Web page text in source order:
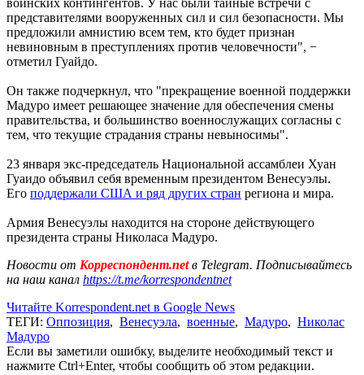
представителями вооруженных сил и сил безопасности. Мы
предложили амнистию всем тем, кто будет признан
невиновным в преступлениях против человечности", −
отметил Гуайдо.
Он также подчеркнул, что "прекращение военной поддержки
Мадуро имеет решающее значение для обеспечения смены
правительства, и большинство военнослужащих согласны с
тем, что текущие страдания страны невыносимы".
23 января экс-председатель Национальной ассамблеи Хуан
Гуаидо объявил себя временным президентом Венесуэлы.
Его поддержали США и ряд других стран региона и мира.
Армия Венесуэлы находится на стороне действующего
президента страны Николаса Мадуро.
Новости от Корреспондент.netв Telegram. Подписывайтесь
на наш канал https://t.me/korrespondentnet
Читайте Korrespondent.net в Google News
ТЕГИ: Оппозиция, Венесуэла, военные, Мадуро, Николас
Мадуро
Если вы заметили ошибку, выделите необходимый текст и
нажмите Ctrl+Enter, чтобы сообщить об этом редакции.